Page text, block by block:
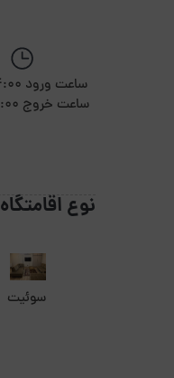
ساعت خروج 12:00 ظهر
نوع اقامتگاه
سوئیت